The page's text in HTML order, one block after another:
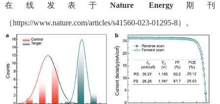
在线发表于 Nature Energy期刊
（https://www.nature.com/articles/s41560-023-01295-8）。